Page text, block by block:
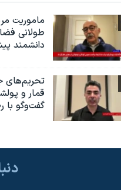
ماموریت
طولانی
دانشمند
تحریم‌های
قمار و
گفت‌وگو با